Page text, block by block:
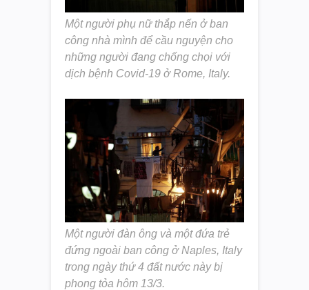
Một người phụ nữ thắp nến ở ban
công nhà mình để cầu nguyện cho
những người đang chống chọi với
dịch bệnh Covid-19 ở Rome, Italy.
Một người đàn ông và một đứa trẻ
đứng ngoài ban công ở Naples, Italy
trong ngày thứ 4 đất nước này bị
phong tỏa hôm 13/3.